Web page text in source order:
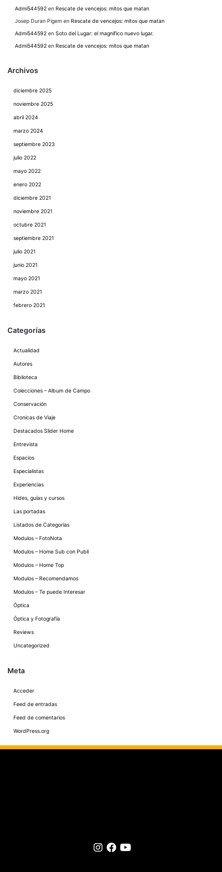
Admi544592 en Rescate de vencejos: mitos que matan
Josep Duran Pigem en Rescate de vencejos: mitos que matan
Admi544592 en Soto del Lugar: el magnífico nuevo lugar.
Admi544592 en Rescate de vencejos: mitos que matan
Archivos
diciembre 2025
noviembre 2025
abril 2024
marzo 2024
septiembre 2023
julio 2022
mayo 2022
enero 2022
diciembre 2021
noviembre 2021
octubre 2021
septiembre 2021
julio 2021
junio 2021
mayo 2021
marzo 2021
febrero 2021
Categorías
Actualidad
Autores
Biblioteca
Colecciones – Album de Campo
Conservación
Cronicas de Viaje
Destacados Slider Home
Entrevista
Espacios
Especialistas
Experiencias
Hides, guías y cursos
Las portadas
Listados de Categorías
Modulos – FotoNota
Modulos – Home Sub con Publi
Modulos – Home Top
Modulos – Recomendamos
Modulos – Te puede Interesar
Óptica
Óptica y Fotografía
Reviews
Uncategorized
Meta
Acceder
Feed de entradas
Feed de comentarios
WordPress.org